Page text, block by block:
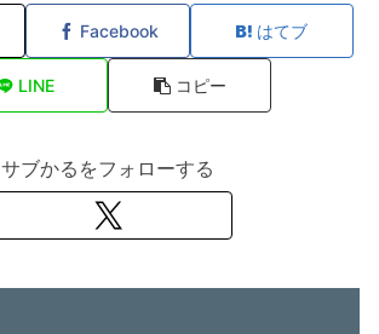
Facebook はてブ
LINE コピー
サブかるをフォローする